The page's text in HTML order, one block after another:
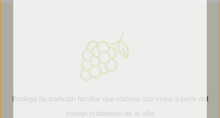
Bodega de tradición familiar que elabora sus vinos a partir del
trabajo cuidadoso de la viña